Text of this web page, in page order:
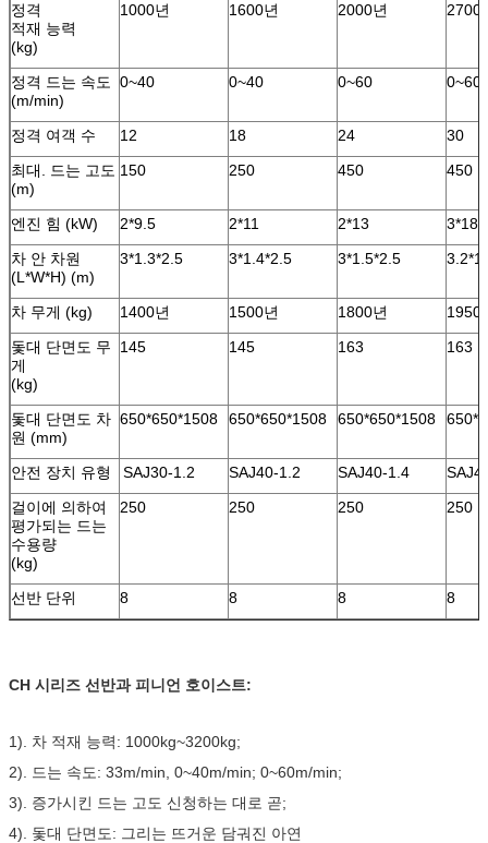
정격
적재 능력
(kg)
1000년 1600년 2000년 2700
정격 드는 속도
(m/min)
0~40 0~40 0~60 0~60
정격 여객 수 12 18 24
30
최대. 드는 고도
(m)
150 250 450 450
엔진 힘 (kW) 2*9.5 2*11 2*13
차 안 차원
(L*W*H) (m)
3*1.3*2.5 3*1.4*2.5 3*1.5*2.5
차 무게 (kg) 1400년 1500년 1800년
1950
돛대 단면도 무
게
(kg)
145 145 163 163
돛대 단면도 차
원 (mm)
650*650*1508 650*650*1508 650*650*1508
안전 장치 유형 SAJ30-1.2 SAJ40-1.2 SAJ40-1.4
걸이에 의하여
평가되는 드는
수용량
(kg)
250 250 250 250
선반 단위 8 8 8 8
CH 시리즈 선반과 피니언 호이스트:
1). 차 적재 능력: 1000kg~3200kg;
2). 드는 속도: 33m/min, 0~40m/min; 0~60m/min;
3). 증가시킨 드는 고도 신청하는 대로 곧;
4). 돛대 단면도: 그리는 뜨거운 담궈진 아연